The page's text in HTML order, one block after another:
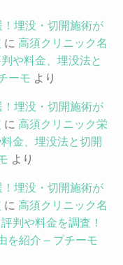
埋没・切開施術が
に 高須クリニック名
や料金、埋没法と
ーモ より
埋没・切開施術が
に 高須クリニック栄
金、埋没法と切開
より
埋没・切開施術が
に 高須クリニック名
判や料金を調査！
を紹介 – プチーモ